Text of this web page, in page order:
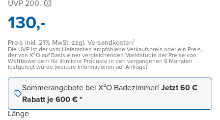
UVP 200,-
130,-
Preis inkl. 21% MwSt. zzgl. Versandkosten¹
Die UVP ist der vom Lieferanten empfohlene Verkaufspreis oder ein Preis,
der von X²O auf Basis einer vergleichenden Marktstudie der Preise von
Wettbewerbern für ähnliche Produkte in den vergangenen 6 Monaten
festgelegt wurde (weitere Informationen auf Anfrage)
Sommerangebote bei X²O Badezimmer! Jetzt 60 €
Rabatt je 600 € *
Länge